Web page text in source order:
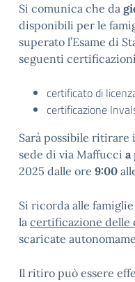
Si comunica che da
disponibili per le
superato l’Esame di
seguenti
certificato di
certificazione
Sarà possibile
sede di via Maffucci a
2025 dalle ore 9:00
Si ricorda alle
la certificazione delle
scaricate
Il ritiro può essere